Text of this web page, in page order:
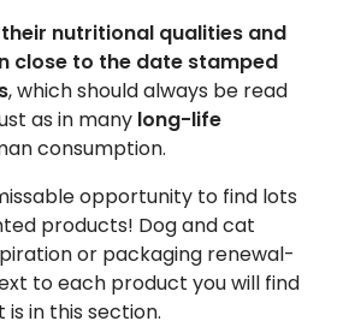
nutritional qualities and
close to the date stamped
, which should always be read
as in many long-life
consumption.
opportunity to find lots
products! Dog and cat
or packaging renewal-
to each product you will find
in this section.